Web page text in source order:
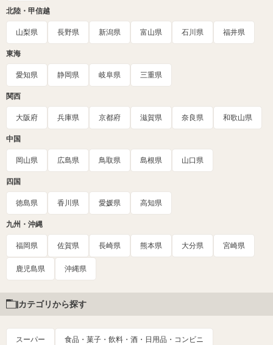
北陸・甲信越
山梨県 長野県 新潟県 富山県 石川県 福井県
東海
愛知県 静岡県 岐阜県 三重県
関西
大阪府 兵庫県 京都府 滋賀県 奈良県 和歌山県
中国
岡山県 広島県 鳥取県 島根県 山口県
四国
徳島県 香川県 愛媛県 高知県
九州・沖縄
福岡県 佐賀県 長崎県 熊本県 大分県 宮崎県
鹿児島県 沖縄県
カテゴリから探す
スーパー 食品・菓子・飲料・酒・日用品・コンビニ